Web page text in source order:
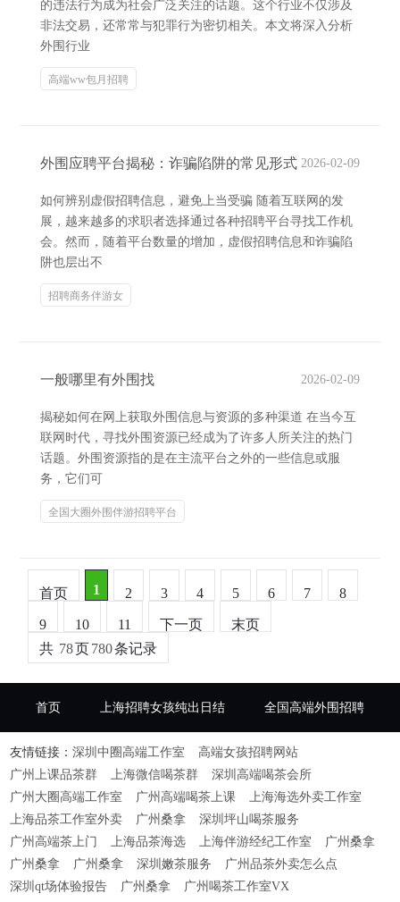
的违法行为成为社会广泛关注的话题。这个行业不仅涉及
非法交易，还常常与犯罪行为密切相关。本文将深入分析
外围行业
高端ww包月招聘
外围应聘平台揭秘：诈骗陷阱的常见形式 2026-02-09
如何辨别虚假招聘信息，避免上当受骗 随着互联网的发
展，越来越多的求职者选择通过各种招聘平台寻找工作机
会。然而，随着平台数量的增加，虚假招聘信息和诈骗陷
阱也层出不
招聘商务伴游女
一般哪里有外围找 2026-02-09
揭秘如何在网上获取外围信息与资源的多种渠道 在当今互
联网时代，寻找外围资源已经成为了许多人所关注的热门
话题。外围资源指的是在主流平台之外的一些信息或服
务，它们可
全国大圈外围伴游招聘平台
首页 1 2 3 4 5 6 7 8
9 10 11 下一页
末页
共 78页780条记录
首页 上海招聘女孩纯出日结 全国高端外围招聘
友情链接：深圳中圈高端工作室
高端女孩招聘网站
广州上课品茶群
上海微信喝茶群
深圳高端喝茶会所
广州大圈高端工作室
广州高端喝茶上课
上海海选外卖工作室
上海品茶工作室外卖
广州桑拿
深圳坪山喝茶服务
广州高端茶上门
上海品茶海选 上海伴游经纪工作室
广州桑拿
广州桑拿
广州桑拿 深圳嫩茶服务
广州品茶外卖怎么点
深圳qt场体验报告
广州桑拿 广州喝茶工作室VX